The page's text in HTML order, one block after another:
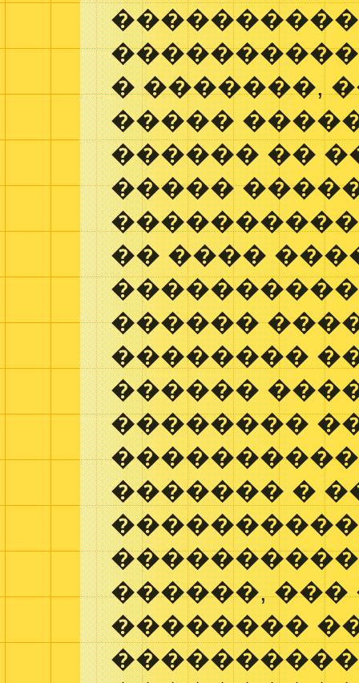
� �������,
�����
������ ��
�����
�� ����
������
��������
������
��������
������� �
������, ���
��������